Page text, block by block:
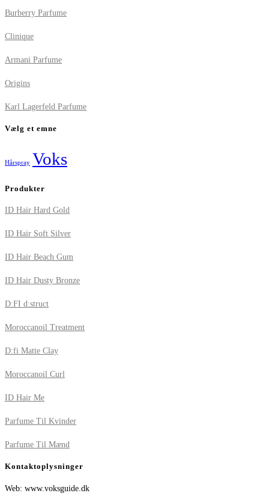
Burberry Parfume
Clinique
Armani Parfume
Origins
Karl Lagerfeld Parfume
Vælg et emne
Hårspray Voks
Produkter
ID Hair Hard Gold
ID Hair Soft Silver
ID Hair Beach Gum
ID Hair Dusty Bronze
D:FI d:struct
Moroccanoil Treatment
D:fi Matte Clay
Moroccanoil Curl
ID Hair Me
Parfume Til Kvinder
Parfume Til Mænd
Kontaktoplysninger
Web: www.voksguide.dk